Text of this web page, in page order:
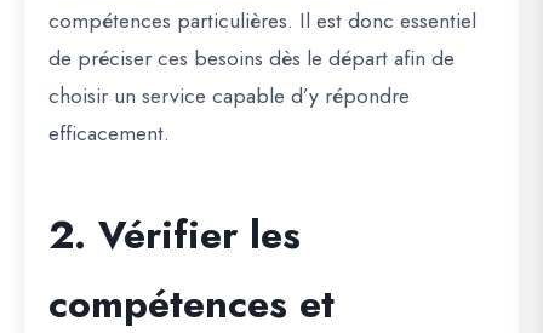
compétences particulières. Il est donc essentiel
de préciser ces besoins dès le départ afin de
choisir un service capable d’y répondre
efficacement.
2. Vérifier les
compétences et